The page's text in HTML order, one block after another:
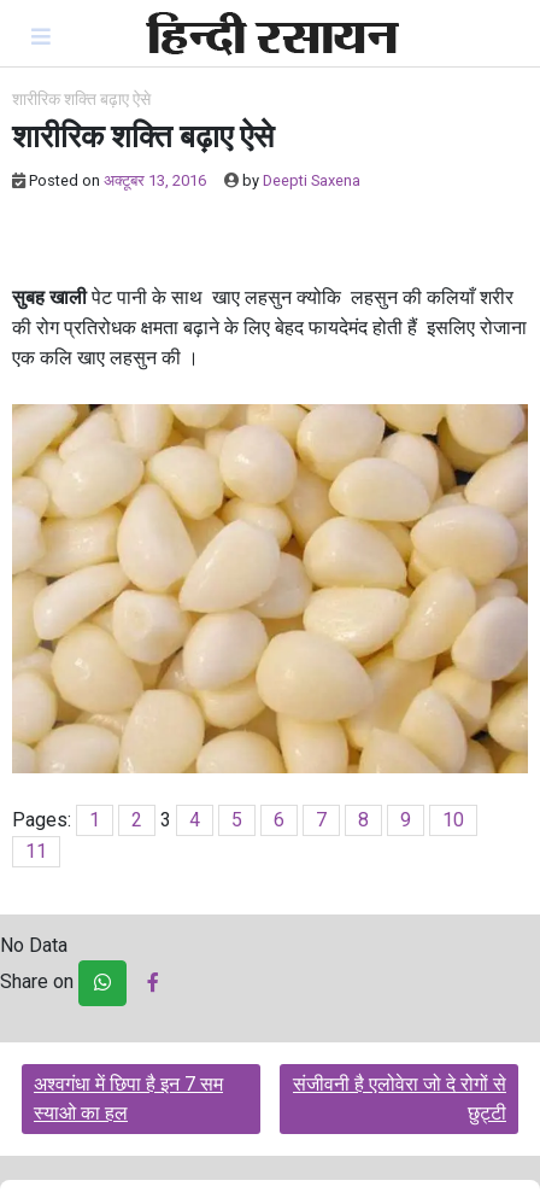
content
शारीरिक शक्ति बढ़ाए ऐसे
शारीरिक शक्ति बढ़ाए ऐसे
Posted on अक्टूबर 13, 2016 by Deepti Saxena
सुबह खालीपेट पानी के साथ खाए लहसुन क्योकि लहसुन की कलियाँ शरीर
की रोग प्रतिरोधक क्षमता बढ़ाने के लिए बेहद फायदेमंद होती हैं इसलिए रोजाना
एक कलि खाए लहसुन की ।
Pages: 1 2 3 4 5 6 7 8 9
10
11
No Data
Share on
Post
navigation
अश्वगंधा में छिपा है इन 7 सम
स्याओ का हल
संजीवनी है एलोवेरा जो दे रोगों से
छुट्टी